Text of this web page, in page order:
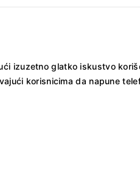
izuzetno glatko iskustvo
korisnicima da napune